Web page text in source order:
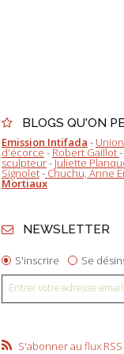
BLOGS QU'ON
Emission Intifada -
d'écorce-Robert Gaillot-
sculpteur-Juliette
Signolet-Chuchu, Anne
Mortiaux
NEWSLETTER
S'inscrire Se
S'abonner au flux RSS